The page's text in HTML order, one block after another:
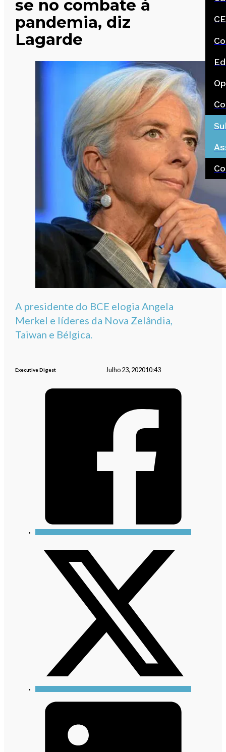
se no combate à
pandemia, diz
Lagarde
A presidente do BCE elogia Angela
Merkel e líderes da Nova Zelândia,
Taiwan e Bélgica.
Executive Digest Julho 23, 202010:43